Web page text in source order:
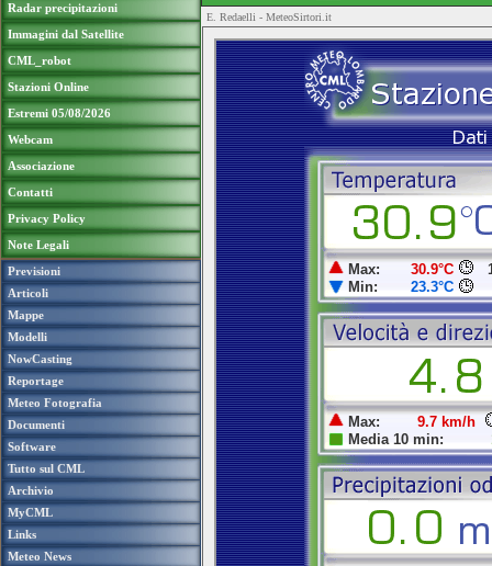
Radar precipitazioni
Immagini dal Satellite
CML_robot
Stazioni Online
Estremi 05/08/2026
Webcam
Associazione
Contatti
Privacy Policy
Note Legali
Previsioni
Articoli
Mappe
Modelli
NowCasting
Reportage
Meteo Fotografia
Documenti
Software
Tutto sul CML
Archivio
MyCML
Links
Meteo News
E. Redaelli - MeteoSirtori.it